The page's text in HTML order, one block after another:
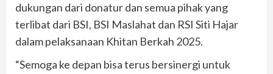
dukungan dari donatur dan semua pihak yang
terlibat dari BSI, BSI Maslahat dan RSI Siti Hajar
dalam pelaksanaan Khitan Berkah 2025.
“Semoga ke depan bisa terus bersinergi untuk